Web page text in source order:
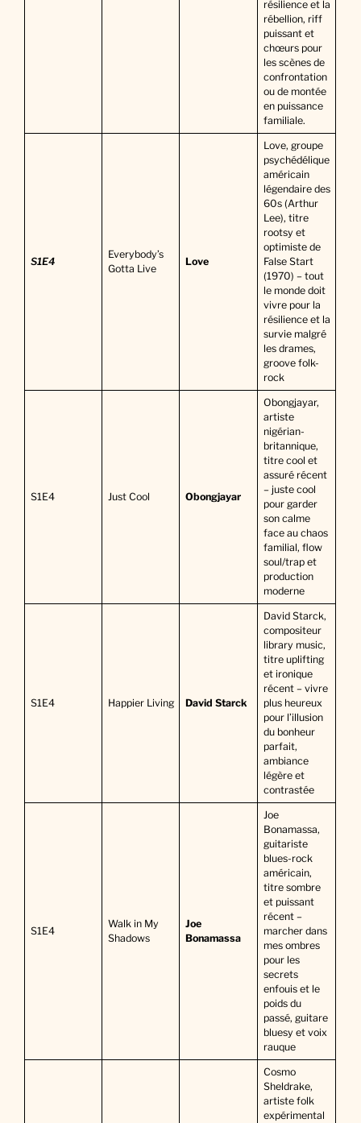
résilience et la
rébellion, riff
puissant et
chœurs pour
les scènes de
confrontation
ou de montée
en puissance
familiale.
S1E4
Everybody’s
Gotta Live
Love
Love, groupe
psychédélique
américain
légendaire des
60s (Arthur
Lee), titre
rootsy et
optimiste de
False Start
(1970) – tout
le monde doit
vivre pour la
résilience et la
survie malgré
les drames,
groove folk-
rock
S1E4 Just Cool Obongjayar
Obongjayar,
artiste
nigérian-
britannique,
titre cool et
assuré récent
– juste cool
pour garder
son calme
face au chaos
familial, flow
soul/trap et
production
moderne
S1E4 Happier Living David Starck
David Starck,
compositeur
library music,
titre uplifting
et ironique
récent – vivre
plus heureux
pour l’illusion
du bonheur
parfait,
ambiance
légère et
contrastée
S1E4
Walk in My
Shadows
Joe
Bonamassa
Joe
Bonamassa,
guitariste
blues-rock
américain,
titre sombre
et puissant
récent –
marcher dans
mes ombres
pour les
secrets
enfouis et le
poids du
passé, guitare
bluesy et voix
rauque
Cosmo
Sheldrake,
artiste folk
expérimental